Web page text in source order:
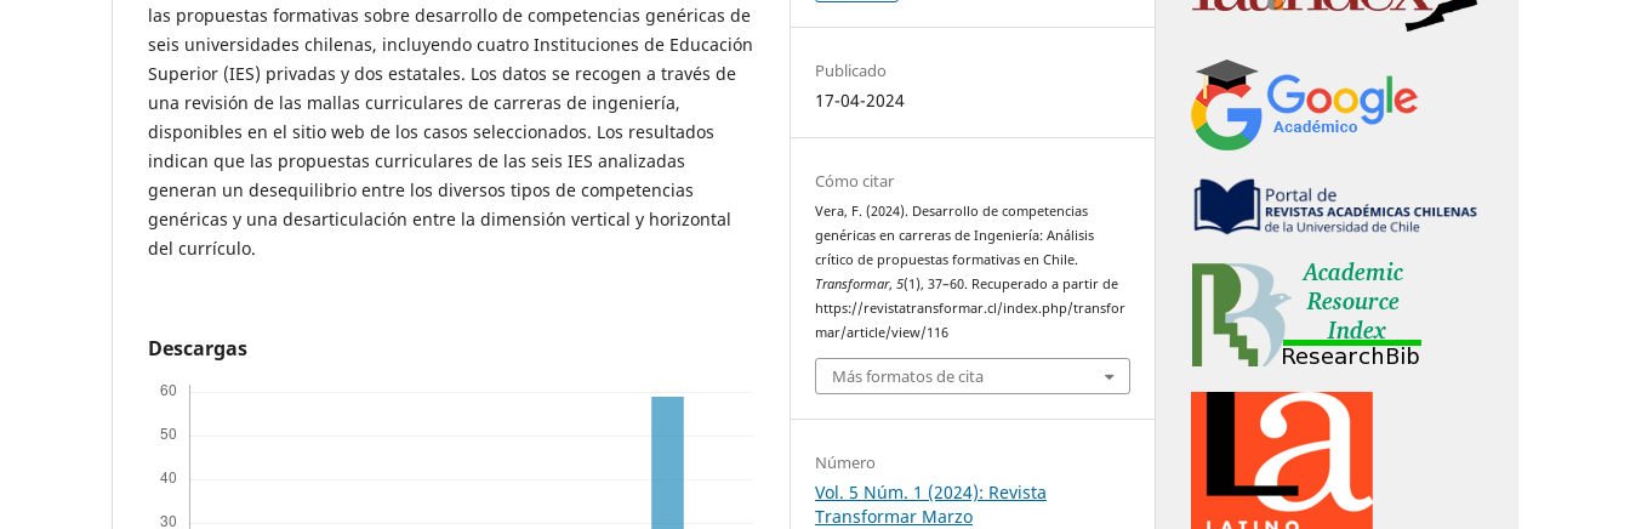
las propuestas formativas sobre desarrollo de competencias genéricas de
seis universidades chilenas, incluyendo cuatro Instituciones de Educación
Superior (IES) privadas y dos estatales. Los datos se recogen a través de
una revisión de las mallas curriculares de carreras de ingeniería,
disponibles en el sitio web de los casos seleccionados. Los resultados
indican que las propuestas curriculares de las seis IES analizadas
generan un desequilibrio entre los diversos tipos de competencias
genéricas y una desarticulación entre la dimensión vertical y horizontal
del currículo.
Descargas
Publicado
17-04-2024
Cómo citar
Vera, F. (2024). Desarrollo de competencias
genéricas en carreras de Ingeniería: Análisis
crítico de propuestas formativas en Chile.
Transformar,5(1), 37–60. Recuperado a partir de
https://revistatransformar.cl/index.php/transfor
mar/article/view/116
Más formatos de cita
Número
Vol. 5 Núm. 1 (2024): Revista
Transformar Marzo